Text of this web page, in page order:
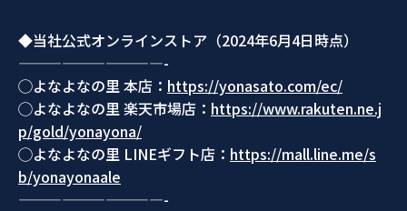
◆当社公式オンラインストア（2024年6月4日時点）
——————————-
◯よなよなの里 本店： https://yonasato.com/ec/
◯よなよなの里 楽天市場店： https://www.rakuten.ne.j
p/gold/yonayona/
◯よなよなの里 LINEギフト店： https://mall.line.me/s
b/yonayonaale
——————————-